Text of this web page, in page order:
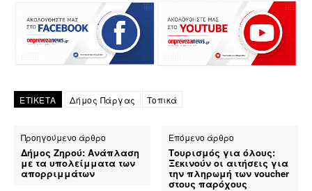
ΕΤΙΚΕΤΑ Δήμος Πάργας Τοπικά
Προηγούμενο άρθρο
Δήμος Ζηρού: Ανάπλαση
με τα υπολείμματα των
απορριμμάτων
Επόμενο άρθρο
Τουρισμός για όλους:
Ξεκινούν οι αιτήσεις για
την πληρωμή των voucher
στους παρόχους